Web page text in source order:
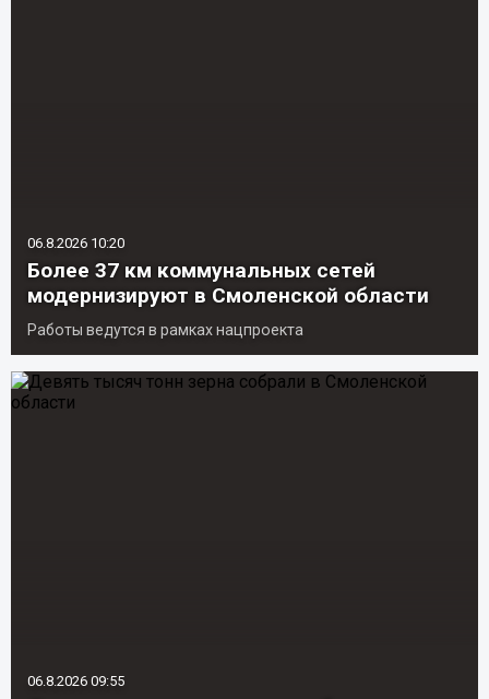
06.8.2026 10:20
Более 37 км коммунальных сетей
модернизируют в Смоленской области
Работы ведутся в рамках нацпроекта
06.8.2026 09:55